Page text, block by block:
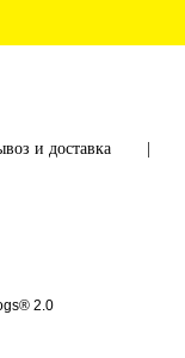
и доставка |
2.0